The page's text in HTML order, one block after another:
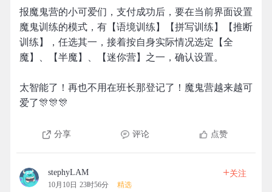
报魔鬼营的小可爱们，支付成功后，要在当前界面设置
魔鬼训练的模式，有【语境训练】【拼写训练】【推断
训练】，任选其一，接着按自身实际情况选定【全
魔】、【半魔】、【迷你营】之一，确认设置。
太智能了！再也不用在班长那登记了！魔鬼营越来越可
爱了🎊🎊🎊
分享 评论 点赞
stephyLAM
10月10日 23时56分 精选
+关注